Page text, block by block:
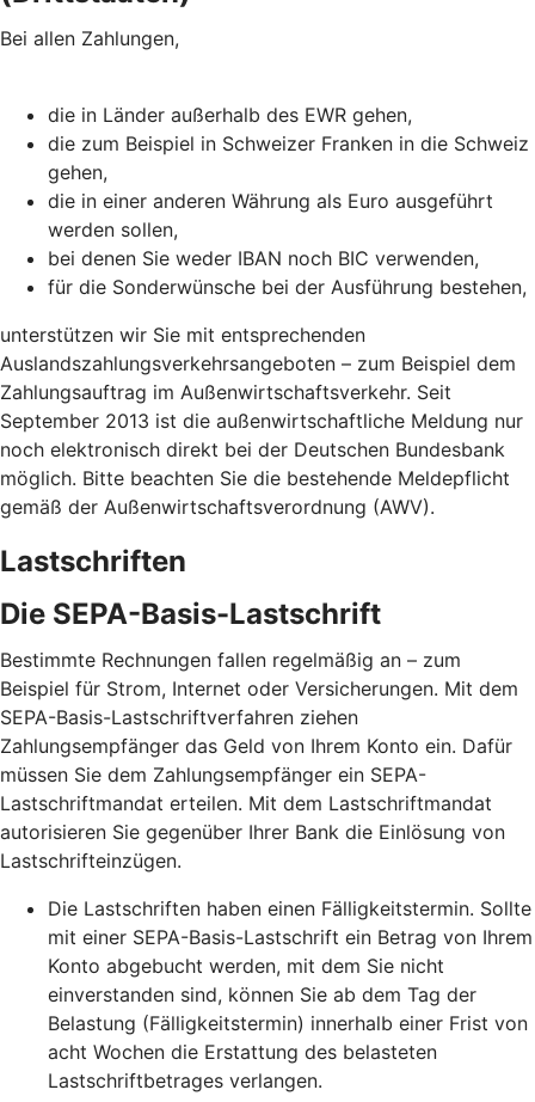
Bei allen Zahlungen,
die in Länder außerhalb des EWR gehen,
die zum Beispiel in Schweizer Franken in die Schweiz
gehen,
die in einer anderen Währung als Euro ausgeführt
werden sollen,
bei denen Sie weder IBAN noch BIC verwenden,
für die Sonderwünsche bei der Ausführung bestehen,
unterstützen wir Sie mit entsprechenden
Auslandszahlungsverkehrsangeboten – zum Beispiel dem
Zahlungsauftrag im Außenwirtschaftsverkehr. Seit
September 2013 ist die außenwirtschaftliche Meldung nur
noch elektronisch direkt bei der Deutschen Bundesbank
möglich. Bitte beachten Sie die bestehende Meldepflicht
gemäß der Außenwirtschaftsverordnung (AWV).
Lastschriften
Die SEPA-Basis-Lastschrift
Bestimmte Rechnungen fallen regelmäßig an – zum
Beispiel für Strom, Internet oder Versicherungen. Mit dem
SEPA-Basis-Lastschriftverfahren ziehen
Zahlungsempfänger das Geld von Ihrem Konto ein. Dafür
müssen Sie dem Zahlungsempfänger ein SEPA-
Lastschriftmandat erteilen. Mit dem Lastschriftmandat
autorisieren Sie gegenüber Ihrer Bank die Einlösung von
Lastschrifteinzügen.
Die Lastschriften haben einen Fälligkeitstermin. Sollte
mit einer SEPA-Basis-Lastschrift ein Betrag von Ihrem
Konto abgebucht werden, mit dem Sie nicht
einverstanden sind, können Sie ab dem Tag der
Belastung (Fälligkeitstermin) innerhalb einer Frist von
acht Wochen die Erstattung des belasteten
Lastschriftbetrages verlangen.